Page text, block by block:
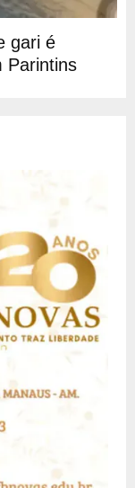
gari é
Parintins